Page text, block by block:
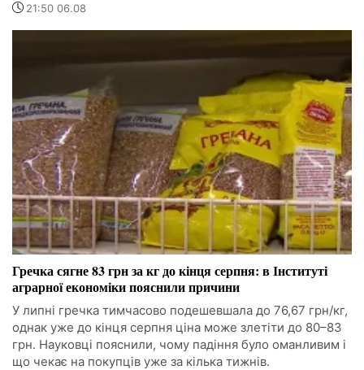
21:50 06.08
Гречка сягне 83 грн за кг до кінця серпня: в Інституті
аграрної економіки пояснили причини
У липні гречка тимчасово подешевшала до 76,67 грн/кг,
однак уже до кінця серпня ціна може злетіти до 80–83
грн. Науковці пояснили, чому падіння було оманливим і
що чекає на покупців уже за кілька тижнів.